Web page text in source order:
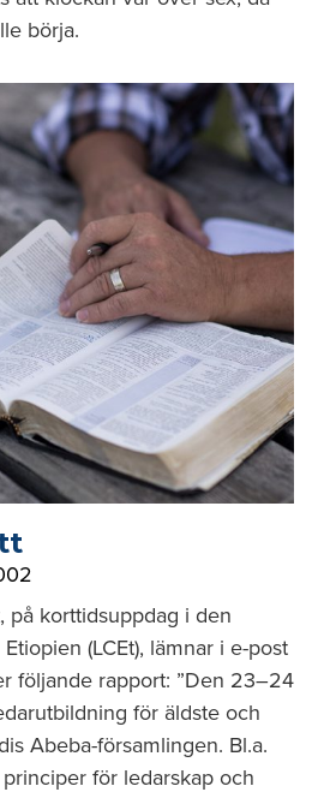
börja.
på korttidsuppdag i den
(LCEt), lämnar i e-post
följande rapport: ”Den 23–24
för äldste och
Abeba-församlingen. Bl.a.
för ledarskap och